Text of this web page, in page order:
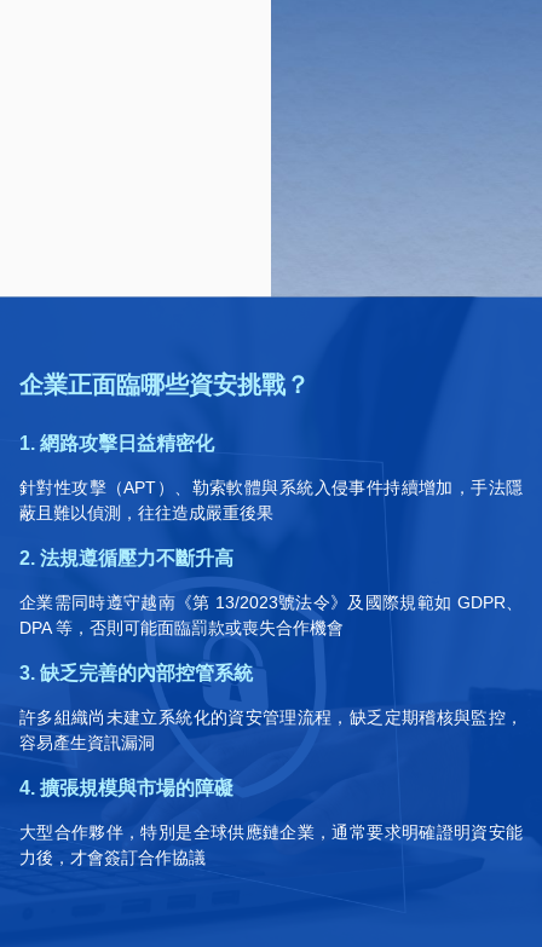
企業正面臨哪些資安挑戰？
1. 網路攻擊日益精密化
針對性攻擊（APT）、勒索軟體與系統入侵事件持續增加，手法隱
蔽且難以偵測，往往造成嚴重後果
2. 法規遵循壓力不斷升高
企業需同時遵守越南《第 13/2023號法令》及國際規範如 GDPR、
DPA 等，否則可能面臨罰款或喪失合作機會
3. 缺乏完善的內部控管系統
許多組織尚未建立系統化的資安管理流程，缺乏定期稽核與監控，
容易產生資訊漏洞
4. 擴張規模與市場的障礙
大型合作夥伴，特別是全球供應鏈企業，通常要求明確證明資安能
力後，才會簽訂合作協議